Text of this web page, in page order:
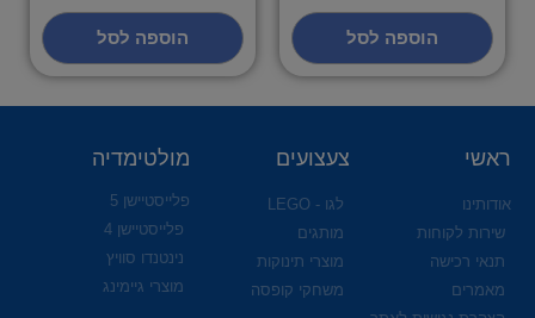
הוספה לסל הוספה לסל
ראשי
אודותינו
שירות לקוחות
תנאי רכישה
מאמרים
צעצועים
לגו - LEGO
מותגים
מוצרי תינוקות
משחקי קופסה
מולטימדיה
פלייסטיישן 5
פלייסטיישן 4
נינטנדו סוויץ
מוצרי גיימינג